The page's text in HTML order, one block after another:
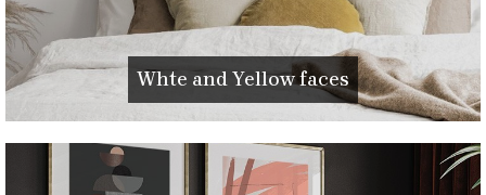
Whte and Yellow faces